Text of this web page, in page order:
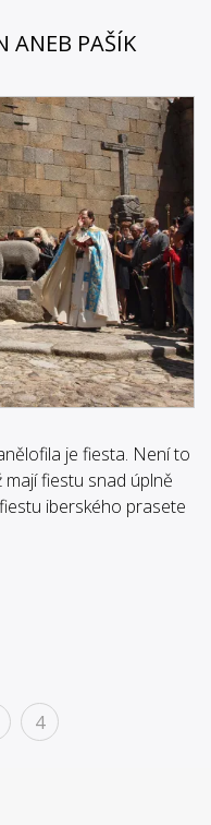
ANEB PAŠÍK
je fiesta. Není to
fiestu snad úplně
iberského prasete
4